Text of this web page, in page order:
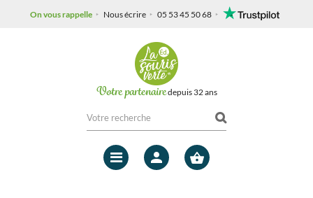
On vous rappelle Nous écrire 05 53 45 50 68
Votre partenairedepuis 32 ans
Mon